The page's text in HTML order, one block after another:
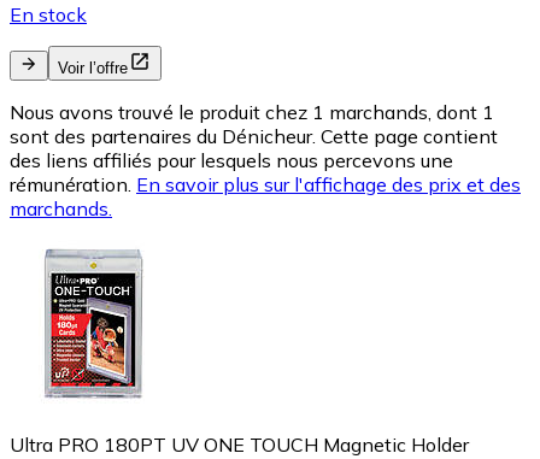
En stock
Voir l’offre
Nous avons trouvé le produit chez 1 marchands, dont 1
sont des partenaires du Dénicheur. Cette page contient
des liens affiliés pour lesquels nous percevons une
rémunération. En savoir plus sur l'affichage des prix et des
marchands.
Ultra PRO 180PT UV ONE TOUCH Magnetic Holder